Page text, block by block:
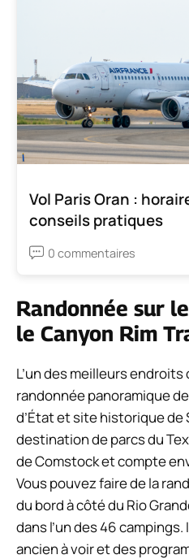
Vol Paris Oran :
conseils pratiques
0 commentaires
Randonnée sur
le Canyon Rim
L’un des meilleurs
randonnée panoramique
d’État et site historique de
destination de parcs du
de Comstock et compte
Vous pouvez faire de la
du bord à côté du Rio
dans l’un des 46 campings.
ancien à voir et des